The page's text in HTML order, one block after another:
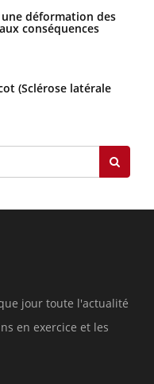
déformation des
conséquences
(Sclérose latérale
jour toute l'actualité
en exercice et les